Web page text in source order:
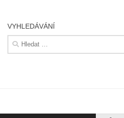
VYHLEDÁVÁNÍ
Vyhledávání